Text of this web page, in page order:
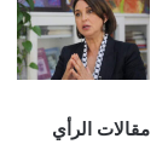
مقالات الرأي